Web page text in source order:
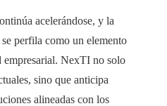
acelerándose, y la
perfila como un elemento
empresarial. NexTI no solo
sino que anticipa
alineadas con los